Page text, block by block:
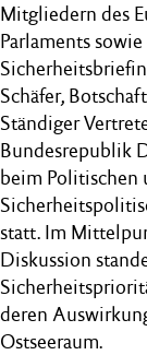
Mitgliedern des
Parlaments
Schäfer,
Ständiger
Bundesrepublik
beim Politischen
statt. Im
Diskussion
deren
Ostseeraum.